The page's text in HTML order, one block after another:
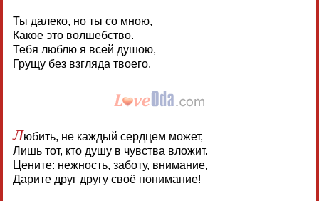
Ты далеко, но ты со мною,
Какое это волшебство.
Тебя люблю я всей душою,
Грущу без взгляда твоего.
Любить, не каждый сердцем может,
Лишь тот, кто душу в чувства вложит.
Цените: нежность, заботу, внимание,
Дарите друг другу своё понимание!